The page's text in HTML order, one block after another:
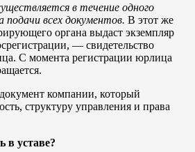
в течение одного
подачи всех документов. В этот же
органа выдаст экземпляр
— свидетельство
С момента регистрации юрлица
компании, который
структуру управления и права
в уставе?